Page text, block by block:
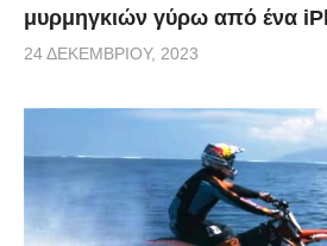
μυρμηγκιών γύρω από ένα
24 ΔΕΚΕΜΒΡΊΟΥ, 2023